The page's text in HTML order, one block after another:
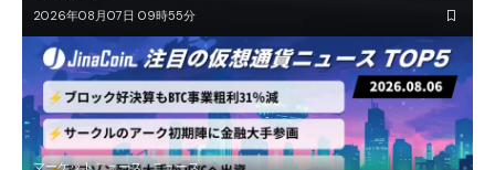
2026年08月07日 09時55分